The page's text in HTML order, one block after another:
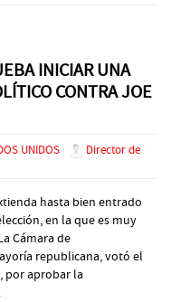
INICIAR UNA
CONTRA JOE
UNIDOS
Director de
hasta bien entrado
en la que es muy
Cámara de
republicana, votó el
por aprobar la